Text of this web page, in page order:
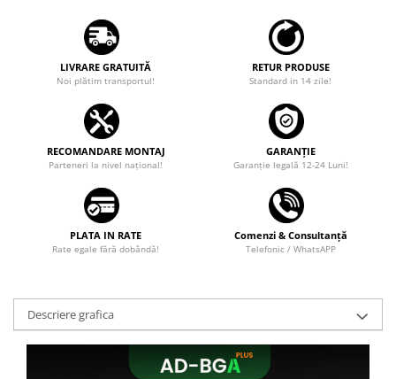
LIVRARE GRATUITĂ
Noi plătim transportul!
RETUR PRODUSE
Standard in 14 zile!
RECOMANDARE MONTAJ
Parteneri la nivel național!
GARANȚIE
Garanţie legală 12-24 Luni!
PLATA IN RATE
Rate egale fără dobândă!
Comenzi & Consultanță
Telefonic / WhatsAPP
Descriere grafica